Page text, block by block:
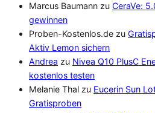
Marcus Baumann zu CeraVe:
gewinnen
Proben-Kostenlos.de zu
Aktiv Lemon sichern
Andrea zu Nivea Q10 PlusC
kostenlos testen
Melanie Thal zu Eucerin Sun
Gratisproben